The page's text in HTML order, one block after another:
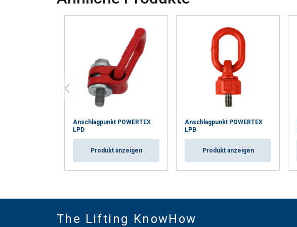
Anschlagpunkt POWERTEX
LPD
Produkt anzeigen
Anschlagpunkt POWERTEX
LPB
Produkt anzeigen
The Lifting KnowHow